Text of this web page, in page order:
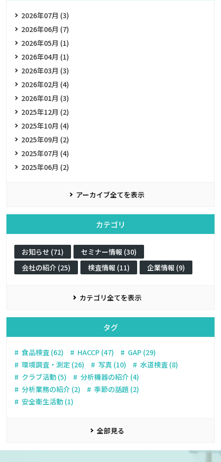
2026年07月 (3)
2026年06月 (7)
2026年05月 (1)
2026年04月 (1)
2026年03月 (3)
2026年02月 (4)
2026年01月 (3)
2025年12月 (2)
2025年10月 (4)
2025年09月 (2)
2025年07月 (4)
2025年06月 (2)
アーカイブ全てを表示
カテゴリ
お知らせ (71)
セミナー情報 (30)
会社の紹介 (25)
検査情報 (11) 企業情報 (9)
カテゴリ全てを表示
タグ
食品検査 (62) HACCP (47)
GAP (29)
環境調査・測定 (26)
写真 (10)
水道検査 (8)
クラブ活動 (5)
分析機器の紹介 (4)
分析業務の紹介 (2)
季節の話題 (2)
安全衛生活動 (1)
全部見る